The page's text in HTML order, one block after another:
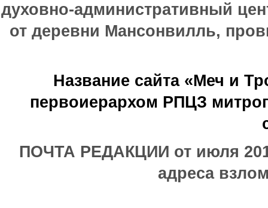
духовно-административный
от деревни Мансонвилль,
Название сайта «Меч и
первоиерархом РПЦЗ
ПОЧТА РЕДАКЦИИ от июля
адреса